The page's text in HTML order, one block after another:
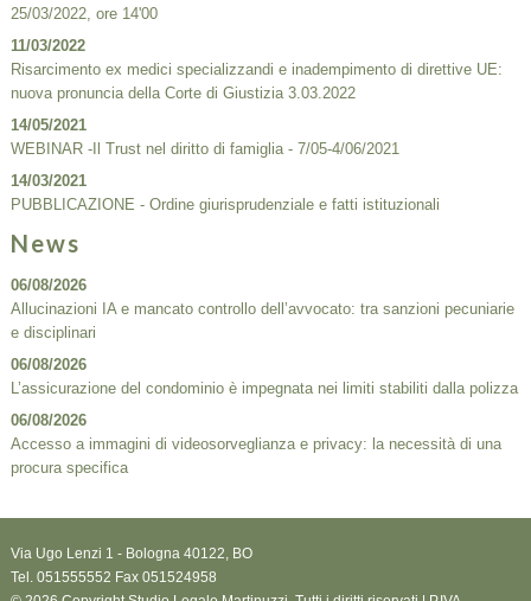
25/03/2022, ore 14'00
11/03/2022
Risarcimento ex medici specializzandi e inadempimento di direttive UE:
nuova pronuncia della Corte di Giustizia 3.03.2022
14/05/2021
WEBINAR -Il Trust nel diritto di famiglia - 7/05-4/06/2021
14/03/2021
PUBBLICAZIONE - Ordine giurisprudenziale e fatti istituzionali
News
06/08/2026
Allucinazioni IA e mancato controllo dell’avvocato: tra sanzioni pecuniarie
e disciplinari
06/08/2026
L’assicurazione del condominio è impegnata nei limiti stabiliti dalla polizza
06/08/2026
Accesso a immagini di videosorveglianza e privacy: la necessità di una
procura specifica
Via Ugo Lenzi 1 - Bologna 40122, BO
Tel. 051555552 Fax 051524958